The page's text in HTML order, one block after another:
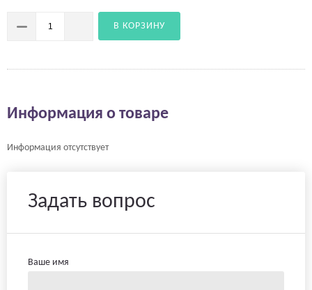
В КОРЗИНУ
Информация о товаре
Информация отсутствует
Задать вопрос
Ваше имя